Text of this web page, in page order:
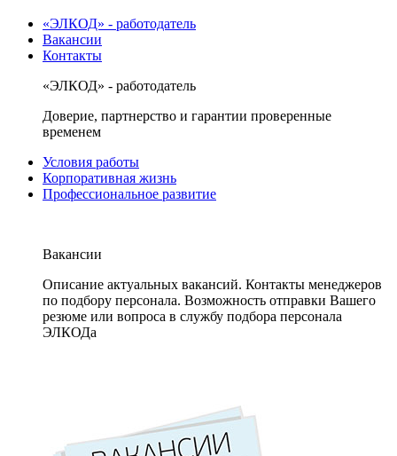
«ЭЛКОД» - работодатель
Вакансии
Контакты
«ЭЛКОД» - работодатель
Доверие, партнерство и гарантии проверенные
временем
Условия работы
Корпоративная жизнь
Профессиональное развитие
Вакансии
Описание актуальных вакансий. Контакты менеджеров
по подбору персонала. Возможность отправки Вашего
резюме или вопроса в службу подбора персонала
ЭЛКОДа